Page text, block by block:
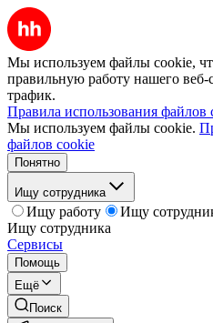
Мы используем файлы cookie,
правильную работу нашего веб-
трафик.
Правила использования файлов
Мы используем файлы cookie.
файлов cookie
Понятно
Ищу сотрудника
Ищу работу
Ищу
Ищу сотрудника
Сервисы
Помощь
Ещё
Поиск